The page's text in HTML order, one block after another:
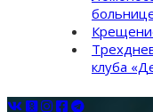
клуба